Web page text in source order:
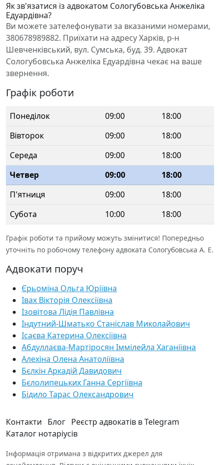
Як зв'язатися із адвокатом Сологубовська Анжеліка
Едуардівна?
Ви можете зателефонувати за вказаними номерами,
380678989882. Приїхати на адресу Харків, р-н
Шевченківський, вул. Сумська, буд. 39. Адвокат
Сологубовська Анжеліка Едуардівна чекає на ваше
звернення.
Графік роботи
Понеділок 09:00
18:00
Вівторок
09:00
18:00
Середа
09:00
18:00
Четвер
09:00
18:00
П'ятниця
09:00
18:00
Субота
10:00 18:00
Графік роботи та прийому можуть змінитися! Попередньо
уточніть по робочому телефону адвоката Сологубовська А. Е.
Адвокати поруч
Єрьоміна Ольга Юріївна
Івах Вікторія Олексіївна
Ізовітова Лідія Павлівна
Індутний-Шматько Станіслав Миколайович
Ісаєва Катерина Олексіївна
Абдуллаєва-Мартіросян Іммілейла Хаганіївна
Алехіна Олена Анатоліївна
Бєлкін Аркадій Давидович
Бєлолипецьких Ганна Сергіївна
Бідило Тарас Олександрович
Контакти Блог Реєстр адвокатів в Telegram
Каталог нотаріусів
Інформація отримана з відкритих джерел для